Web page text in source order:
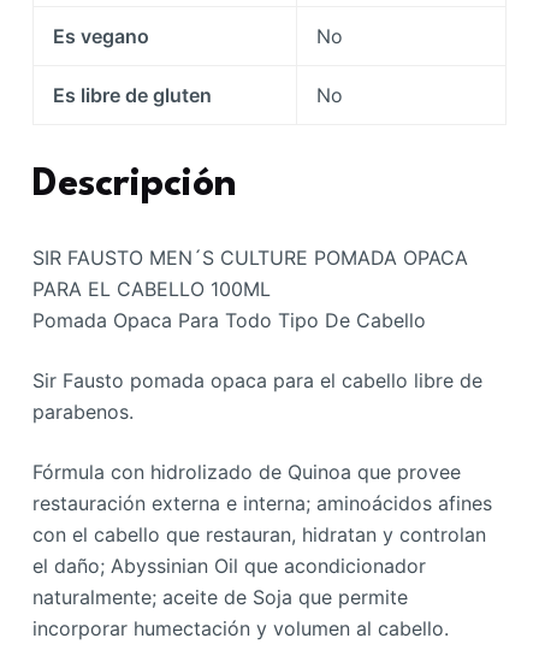
Es vegano No
Es libre de gluten No
Descripción
SIR FAUSTO MEN´S CULTURE POMADA OPACA
PARA EL CABELLO 100ML
Pomada Opaca Para Todo Tipo De Cabello
Sir Fausto pomada opaca para el cabello libre de
parabenos.
Fórmula con hidrolizado de Quinoa que provee
restauración externa e interna; aminoácidos afines
con el cabello que restauran, hidratan y controlan
el daño; Abyssinian Oil que acondicionador
naturalmente; aceite de Soja que permite
incorporar humectación y volumen al cabello.